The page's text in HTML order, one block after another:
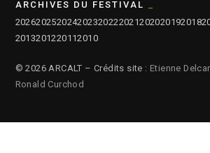
ARCHIVES DU FESTIVAL
202620252024202320222021202020192018
2013201220112010
© 2026 ARCALT – Crédits site : Etienne
Ronald Curchod